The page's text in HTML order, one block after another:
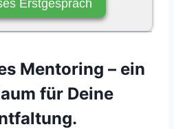
Erstgespräch
Mentoring – ein
für Deine